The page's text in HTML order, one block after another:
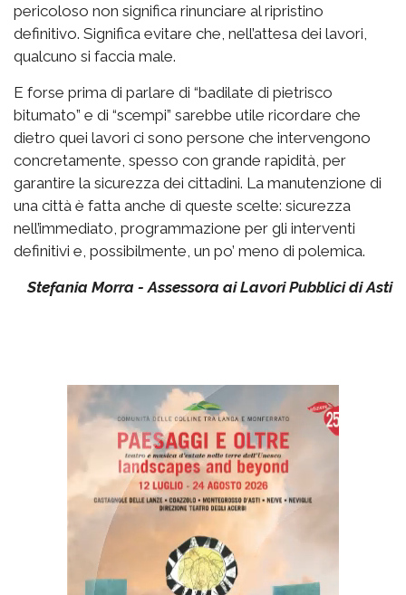
pericoloso non significa rinunciare al ripristino
definitivo. Significa evitare che, nell’attesa dei lavori,
qualcuno si faccia male.
E forse prima di parlare di “badilate di pietrisco
bitumato” e di “scempi” sarebbe utile ricordare che
dietro quei lavori ci sono persone che intervengono
concretamente, spesso con grande rapidità, per
garantire la sicurezza dei cittadini. La manutenzione di
una città è fatta anche di queste scelte: sicurezza
nell’immediato, programmazione per gli interventi
definitivi e, possibilmente, un po’ meno di polemica.
Stefania Morra - Assessora ai Lavori Pubblici di Asti